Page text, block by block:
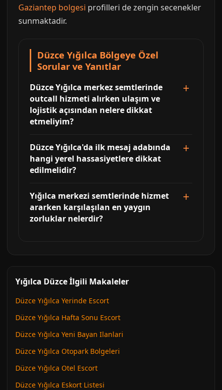
Gaziantep bolgesi profilleri de zengin secenekler
sunmaktadir.
Düzce Yığılca Bölgeye Özel
Sorular ve Yanıtlar
Düzce Yığılca merkez semtlerinde
outcall hizmeti alırken ulaşım ve
lojistik açısından nelere dikkat
etmeliyim?
Düzce Yığılca'da ilk mesaj adabında
hangi yerel hassasiyetlere dikkat
edilmelidir?
Yığılca merkezi semtlerinde hizmet
ararken karşılaşılan en yaygın
zorluklar nelerdir?
Yığılca Düzce İlgili Makaleler
Düzce Yığılca Yerinde Escort
Düzce Yığılca Hafta Sonu Escort
Düzce Yığılca Yeni Bayan Ilanlari
Düzce Yığılca Otopark Bolgeleri
Düzce Yığılca Otel Escort
Düzce Yığılca Eskort Listesi